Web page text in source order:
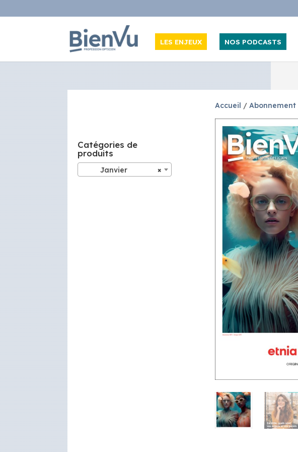
LES ENJEUX NOS PODCASTS
Accueil /Abonnement
Catégories de
produits
×
Janvier